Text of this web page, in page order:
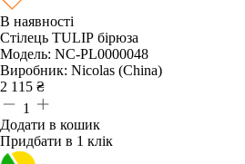
В наявності
Стілець TULIP бірюза
Модель: NC-PL0000048
Виробник: Nicolas (China)
2 115 ₴
1
Додати в кошик
Придбати в 1 клік